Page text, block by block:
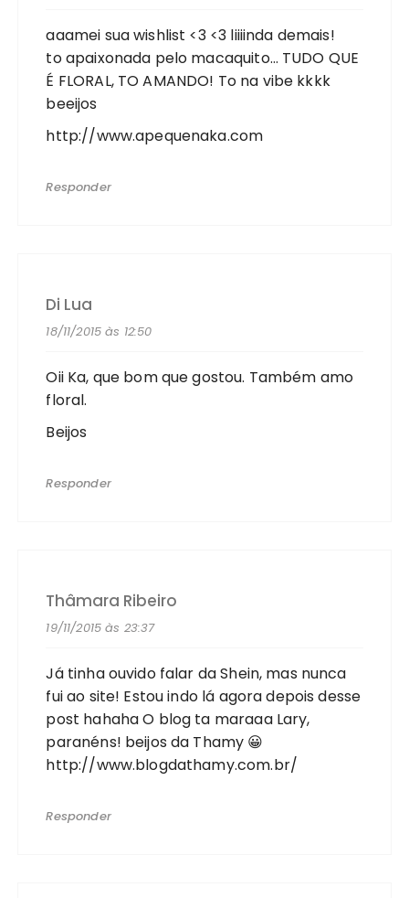
aaamei sua wishlist <3 <3 liiiinda demais!
to apaixonada pelo macaquito… TUDO QUE
É FLORAL, TO AMANDO! To na vibe kkkk
beeijos
http://www.apequenaka.com
Responder
Di Lua
18/11/2015 às 12:50
Oii Ka, que bom que gostou. Também amo
floral.
Beijos
Responder
Thâmara Ribeiro
19/11/2015 às 23:37
Já tinha ouvido falar da Shein, mas nunca
fui ao site! Estou indo lá agora depois desse
post hahaha O blog ta maraaa Lary,
paranéns! beijos da Thamy 😀
http://www.blogdathamy.com.br/
Responder